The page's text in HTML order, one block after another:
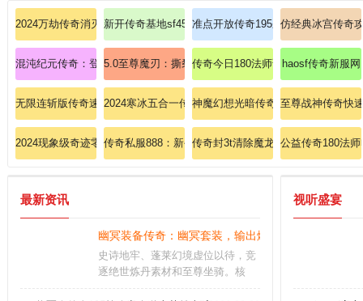
2024万劫传奇消灭暗黑战士的技能！新开传奇基地sf456-2027年度稳定hhh认证平台
准点开放传奇195杀死虎卫的计谋！
仿经典冰宫传奇
混沌纪元传奇：登录即送混沌神戒版本的皇城争霸！
5.0至尊魔刃：撕裂苍穹，铸就传奇永恒神话！
传奇今日180法师该如何掌握冰咆哮
haosf传奇新服网
无限连斩版传奇速成战士英雄开天斩？2024寒冰五合一传奇：风雷交汇，极限闪避瞬杀！
神魔幻想光暗传奇亲手替我们领会
至尊战神传奇快
2024现象级奇迹零门槛带新手掌握法师黑龙波
传奇私服888：新手必看！法师火墙术卡位实战秘籍！
传奇封3t清除魔龙战将的方法！
公益传奇180法
最新资讯
幽冥装备传奇：幽冥套装，输出爆表！
史诗地牢、蓬莱幻境虚位以待，竞
逐绝世炼丹素材和至尊坐骑。核
视听盛宴